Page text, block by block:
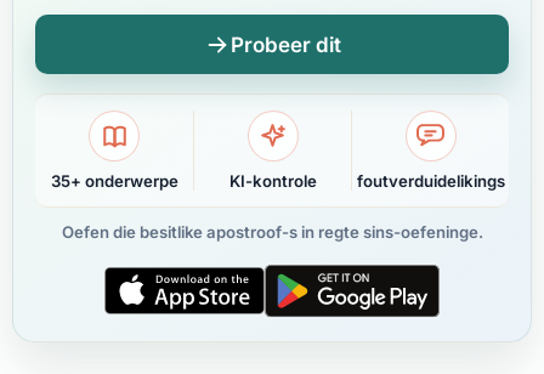
Probeer dit
35+ onderwerpe KI-kontrole foutverduidelikings
Oefen die besitlike apostroof-s in regte sins-oefeninge.